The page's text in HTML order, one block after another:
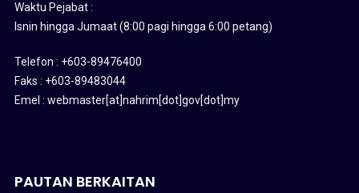
Waktu Pejabat :
Isnin hingga Jumaat (8:00 pagi hingga 6:00 petang)
Telefon : +603-89476400
Faks : +603-89483044
Emel : webmaster[at]nahrim[dot]gov[dot]my
PAUTAN BERKAITAN